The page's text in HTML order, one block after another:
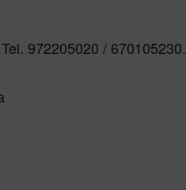
972205020 / 670105230.